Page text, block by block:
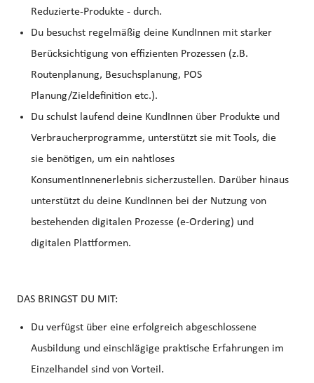
Reduzierte-Produkte - durch.
Du besuchst regelmäßig deine KundInnen mit starker
Berücksichtigung von effizienten Prozessen (z.B.
Routenplanung, Besuchsplanung, POS
Planung/Zieldefinition etc.).
Du schulst laufend deine KundInnen über Produkte und
Verbraucherprogramme, unterstützt sie mit Tools, die
sie benötigen, um ein nahtloses
KonsumentInnenerlebnis sicherzustellen. Darüber hinaus
unterstützt du deine KundInnen bei der Nutzung von
bestehenden digitalen Prozesse (e-Ordering) und
digitalen Plattformen.
DAS BRINGST DU MIT:
Du verfügst über eine erfolgreich abgeschlossene
Ausbildung und einschlägige praktische Erfahrungen im
Einzelhandel sind von Vorteil.